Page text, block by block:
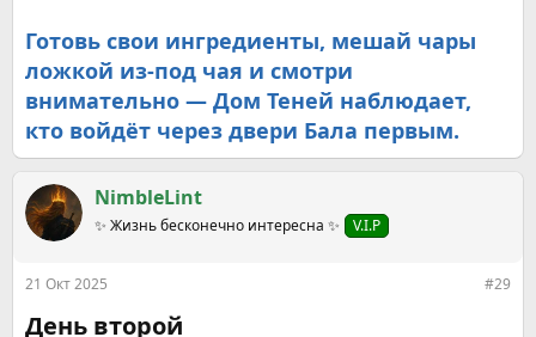
Готовь свои ингредиенты, мешай чары
ложкой из-под чая и смотри
внимательно — Дом Теней наблюдает,
кто войдёт через двери Бала первым.
NimbleLint
✨ Жизнь бесконечно интересна ✨ V.I.P
21 Окт 2025 #29
День второй​